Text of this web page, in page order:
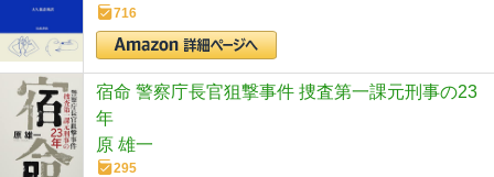
716
宿命 警察庁長官狙撃事件 捜査第一課元刑事の23
年
原 雄一
295